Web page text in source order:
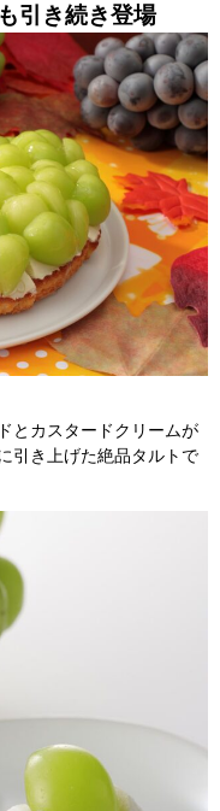
引き続き登場
とカスタードクリームが
引き上げた絶品タルトで